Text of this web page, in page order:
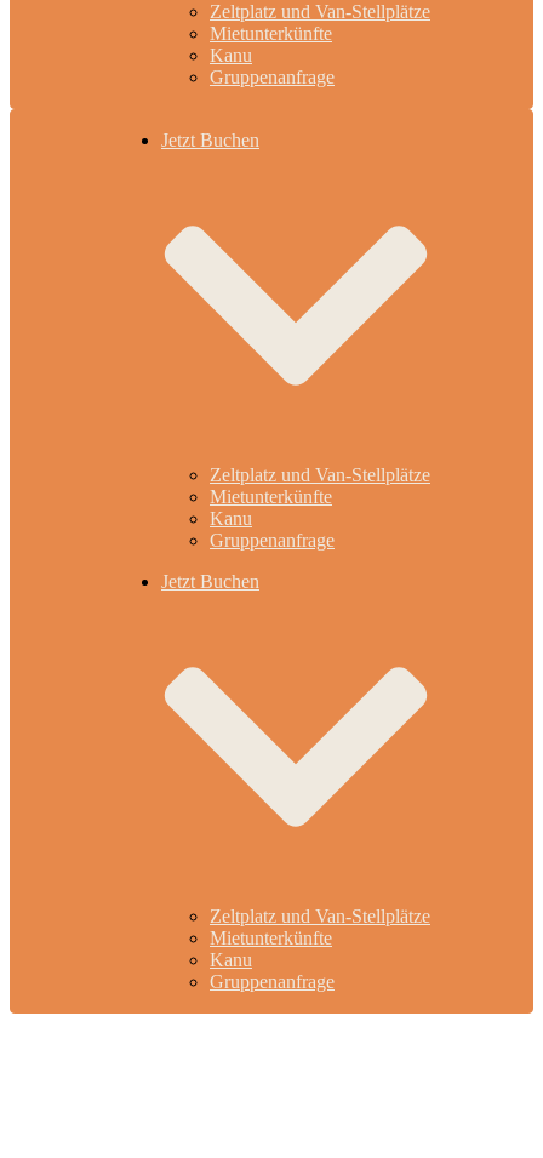
Zeltplatz und Van-Stellplätze
Mietunterkünfte
Kanu
Gruppenanfrage
Jetzt Buchen
Zeltplatz und Van-Stellplätze
Mietunterkünfte
Kanu
Gruppenanfrage
Jetzt Buchen
Zeltplatz und Van-Stellplätze
Mietunterkünfte
Kanu
Gruppenanfrage